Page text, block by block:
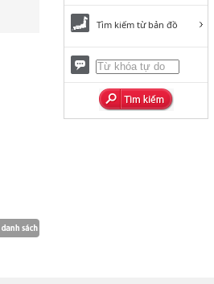
Tìm kiếm từ bản đồ